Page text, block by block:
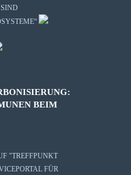
BEIM
"TREFFPUNKT
FÜR